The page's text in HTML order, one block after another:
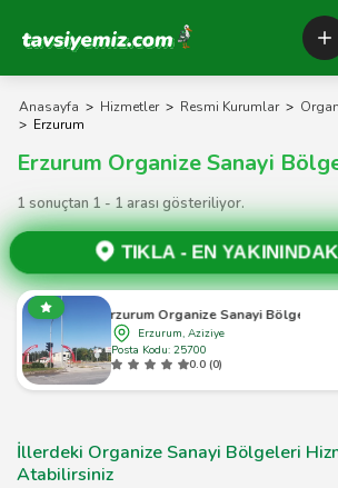
Tavsiyemiz Anasayfa
Anasayfa > Hizmetler > Resmi Kurumlar >
> Erzurum
Erzurum Organize Sanayi
1 sonuçtan 1 - 1 arası gösteriliyor.
TIKLA - EN
Erzurum Organize Sanayi Bölgesi
Erzurum, Aziziye
Posta Kodu: 25700
0.0 (0)
İllerdeki Organize Sanayi Bölgeleri
Atabilirsiniz